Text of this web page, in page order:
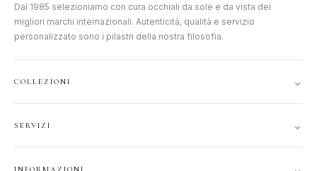
Dal 1985 selezioniamo con cura occhiali da sole e da vista dei
migliori marchi internazionali. Autenticità, qualità e servizio
personalizzato sono i pilastri della nostra filosofia.
COLLEZIONI ⌄
JUNIOR
SERVIZI ⌄